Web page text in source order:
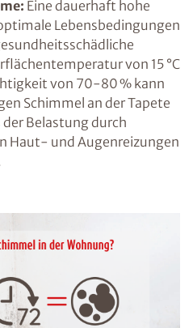
ob wir uns in
oder das
als unangenehm
50 % ist dabei
ideal, in
oder der
Bei einer
15 °C und einer
70-80 % kann sich
an der
aus der Belastung
Haut- und